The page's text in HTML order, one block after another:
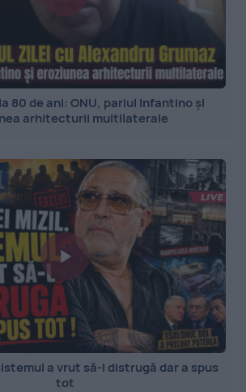
80 de ani: ONU, pariul Infantino și
arhitecturii multilaterale
a vrut să-l distrugă dar a spus
tot